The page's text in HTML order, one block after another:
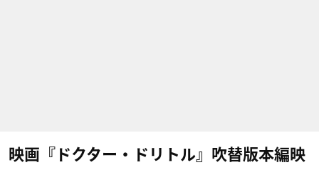
映画『ドクター・ドリトル』吹替版本編映